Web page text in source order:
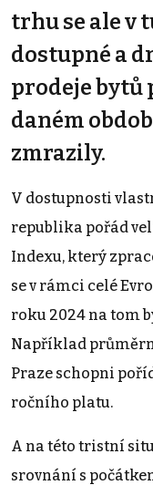
trhu se ale v
dostupné a
prodeje bytů
daném
zmrazily.
V dostupnosti
republika pořád
Indexu, který
se v rámci celé
roku 2024 na tom
Například
Praze schopni
ročního platu.
A na této tristní
srovnání s